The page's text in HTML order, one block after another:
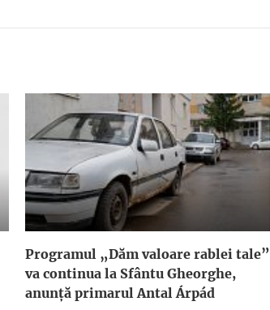
Programul „Dăm valoare rablei tale”
va continua la Sfântu Gheorghe,
anunţă primarul Antal Árpád